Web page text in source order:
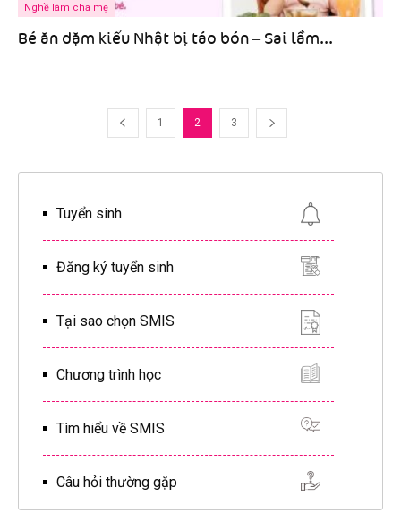
Nghề làm cha mẹ
Bé ăn dặm kiểu Nhật bị táo bón – Sai lầm...
1 2 3
Tuyển sinh
Đăng ký tuyển sinh
Tại sao chọn SMIS
Chương trình học
Tìm hiểu về SMIS
Câu hỏi thường gặp